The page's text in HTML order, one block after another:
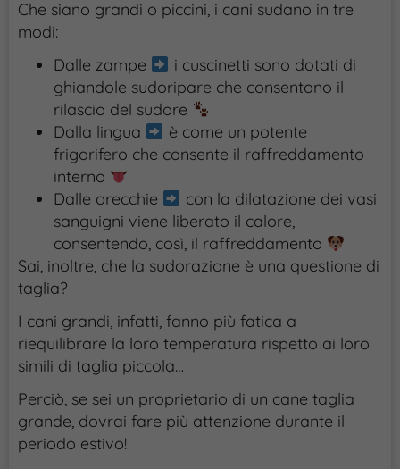
Che siano grandi o piccini, i cani sudano in tre
modi:
Dalle zampe
i cuscinetti sono dotati di
ghiandole sudoripare che consentono il
rilascio del sudore
Dalla lingua
è come un potente
frigorifero che consente il raffreddamento
interno
Dalle orecchie
con la dilatazione dei vasi
sanguigni viene liberato il calore,
consentendo, così, il raffreddamento
Sai, inoltre, che la sudorazione è una questione di
taglia?
I cani grandi, infatti, fanno più fatica a
riequilibrare la loro temperatura rispetto ai loro
simili di taglia piccola…
Perciò, se sei un proprietario di un cane taglia
grande, dovrai fare più attenzione durante il
periodo estivo!